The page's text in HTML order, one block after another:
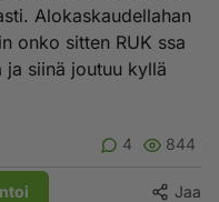
Alokaskaudellahan
onko sitten RUK ssa
ja siinä joutuu kyllä
4 844
Jaa